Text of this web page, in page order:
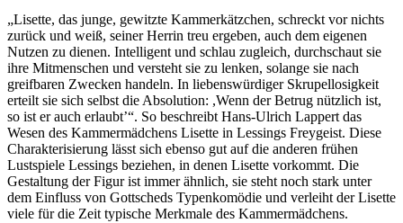
„Lisette, das junge, gewitzte Kammerkätzchen, schreckt vor nichts
zurück und weiß, seiner Herrin treu ergeben, auch dem eigenen
Nutzen zu dienen. Intelligent und schlau zugleich, durchschaut sie
ihre Mitmenschen und versteht sie zu lenken, solange sie nach
greifbaren Zwecken handeln. In liebenswürdiger Skrupellosigkeit
erteilt sie sich selbst die Absolution: ,Wenn der Betrug nützlich ist,
so ist er auch erlaubt’“. So beschreibt Hans-Ulrich Lappert das
Wesen des Kammermädchens Lisette in Lessings Freygeist. Diese
Charakterisierung lässt sich ebenso gut auf die anderen frühen
Lustspiele Lessings beziehen, in denen Lisette vorkommt. Die
Gestaltung der Figur ist immer ähnlich, sie steht noch stark unter
dem Einfluss von Gottscheds Typenkomödie und verleiht der Lisette
viele für die Zeit typische Merkmale des Kammermädchens.